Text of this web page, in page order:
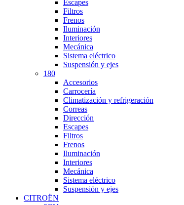
Escapes
Filtros
Frenos
Iluminación
Interiores
Mecánica
Sistema eléctrico
Suspensión y ejes
180
Accesorios
Carrocería
Climatización y refrigeración
Correas
Dirección
Escapes
Filtros
Frenos
Iluminación
Interiores
Mecánica
Sistema eléctrico
Suspensión y ejes
CITROËN